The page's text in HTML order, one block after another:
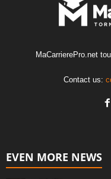
MaCarrierePro.net
Contact us:
EVEN MORE NEWS